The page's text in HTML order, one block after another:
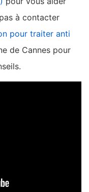
à contacter
pour traiter anti
de Cannes pour